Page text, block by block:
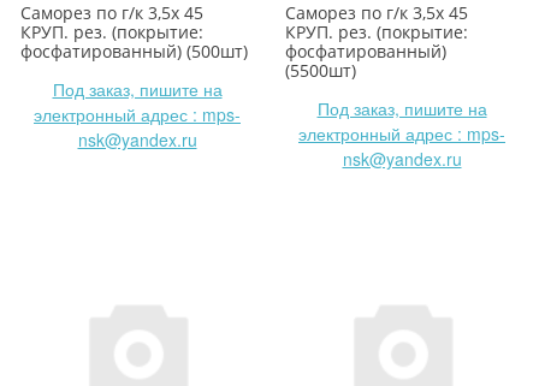
Саморез по г/к 3,5х 45
КРУП. рез. (покрытие:
фосфатированный) (500шт)
Под заказ, пишите на
электронный адрес : mps-
nsk@yandex.ru
Саморез по г/к 3,5х 45
КРУП. рез. (покрытие:
фосфатированный)
(5500шт)
Под заказ, пишите на
электронный адрес : mps-
nsk@yandex.ru